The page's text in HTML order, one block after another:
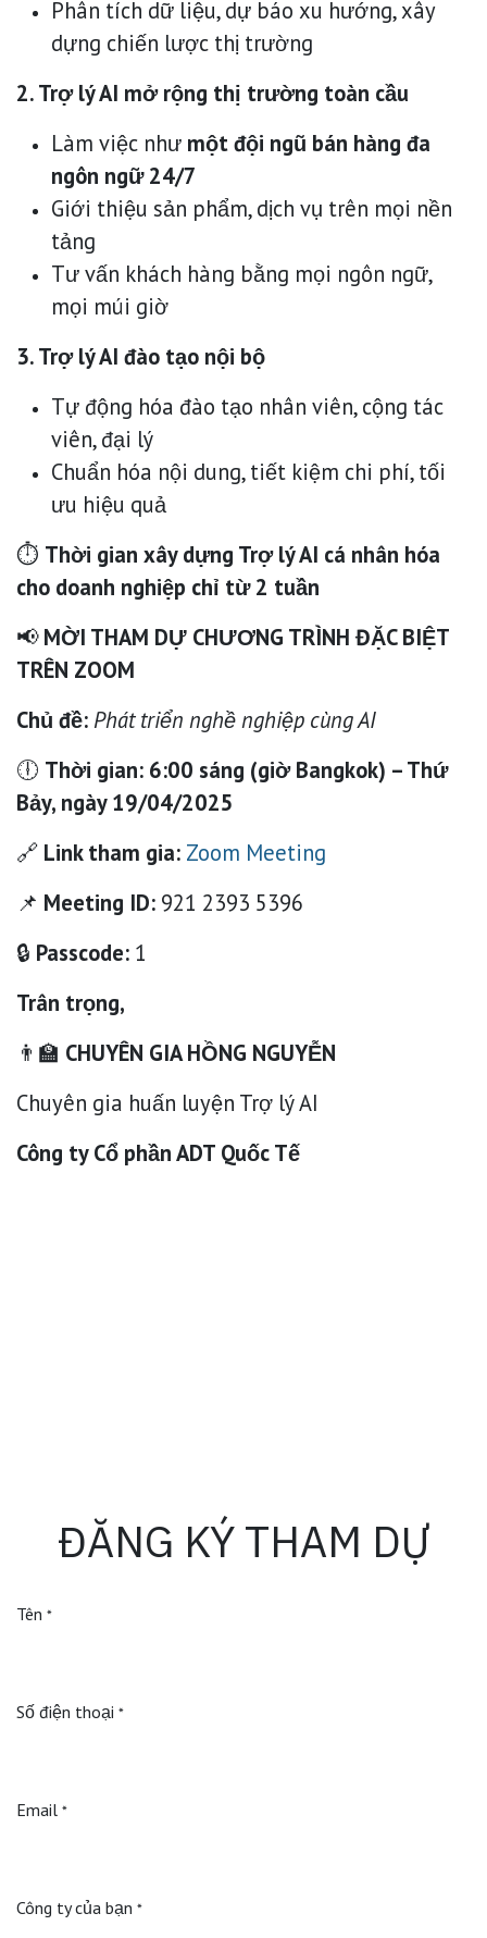
Phân tích dữ liệu, dự báo xu hướng, xây
dựng chiến lược thị trường
2. Trợ lý AI mở rộng thị trường toàn cầu
Làm việc như một đội ngũ bán hàng đa
ngôn ngữ 24/7
Giới thiệu sản phẩm, dịch vụ trên mọi nền
tảng
Tư vấn khách hàng bằng mọi ngôn ngữ,
mọi múi giờ
3. Trợ lý AI đào tạo nội bộ
Tự động hóa đào tạo nhân viên, cộng tác
viên, đại lý
Chuẩn hóa nội dung, tiết kiệm chi phí, tối
ưu hiệu quả
⏱ Thời gian xây dựng Trợ lý AI cá nhân hóa
cho doanh nghiệp chỉ từ 2 tuần
📢MỜI THAM DỰ CHƯƠNG TRÌNH ĐẶC BIỆT
TRÊN ZOOM
Chủ đề: Phát triển nghề nghiệp cùng AI
🕕 Thời gian: 6:00 sáng (giờ Bangkok) – Thứ
Bảy, ngày 19/04/2025
🔗 Link tham gia: Zoom Meeting
📌 Meeting ID: 921 2393 5396
🔒 Passcode: 1
Trân trọng,
👨‍🏫 CHUYÊN GIA HỒNG NGUYỄN
Chuyên gia huấn luyện Trợ lý AI
Công ty Cổ phần ADT Quốc Tế
ĐĂNG KÝ THAM DỰ
Tên *
Số điện thoại *
Email *
Công ty của bạn *